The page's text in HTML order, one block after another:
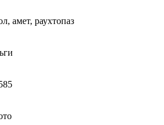
амет, раухтопаз